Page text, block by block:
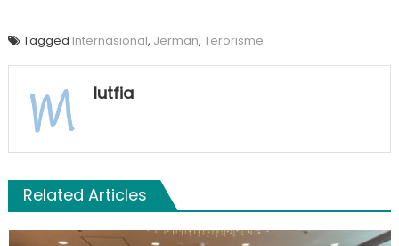
Tagged Internasional, Jerman, Terorisme
lutfia
Related Articles